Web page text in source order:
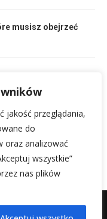
jakość przeglądania,
do
oraz analizować
wszystkie”
nas plików
musisz obejrzeć
z nami